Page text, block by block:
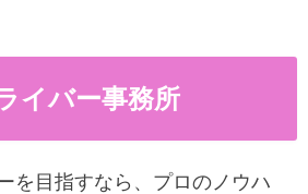
イバー事務所
を目指すなら、プロのノウハ